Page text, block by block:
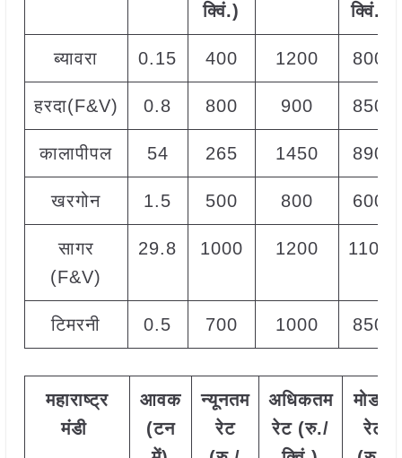
क्विं.)
क्विं.)
ब्यावरा 0.15 400 1200 800
हरदा(F&V) 0.8 800 900 850
कालापीपल 54 265 1450 890
खरगोन 1.5 500 800 600
सागर
(F&V)
29.8 1000 1200 1100
टिमरनी 0.5 700 1000 850
महाराष्ट्र
मंडी
आवक
(टन
न्यूनतम
रेट
अधिकतम
रेट (रु./
मोडल
रेट